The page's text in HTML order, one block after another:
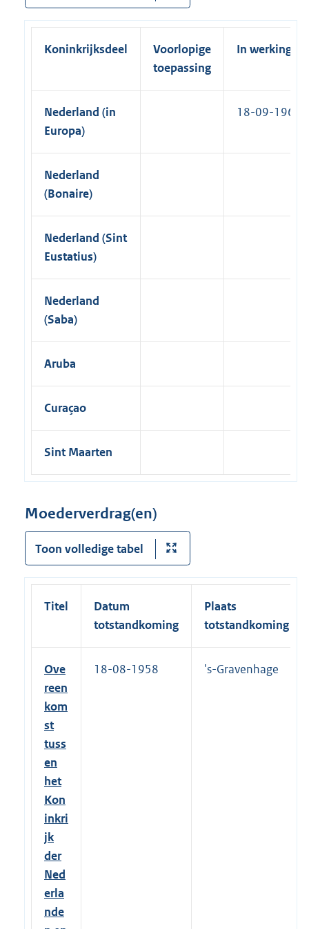
)
i
k
Koninkrijksdeel
Voorlopige
toepassing
In werking
Nederland (in
Europa)
18-09-1960
Nederland
(Bonaire)
Nederland (Sint
Eustatius)
Nederland
(Saba)
Aruba
Curaçao
Sint Maarten
Moederverdrag(en)
Toon volledige tabel
Titel
Datum
totstandkoming
Plaats
totstandkoming
Ove
reen
kom
st
tuss
en
het
Kon
inkri
jk
der
Ned
erla
nde
18-08-1958 's-Gravenhage